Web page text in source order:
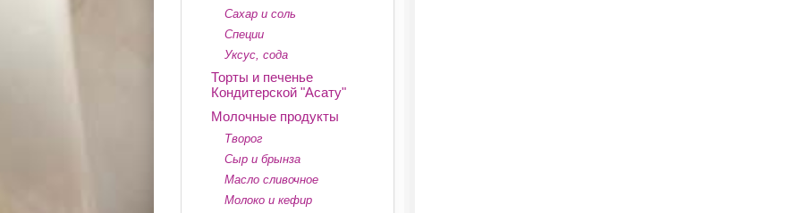
Сахар и соль
Специи
Уксус, сода
Торты и печенье
Кондитерской "Асату"
Молочные продукты
Творог
Сыр и брынза
Масло сливочное
Молоко и кефир